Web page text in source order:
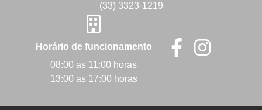
(33) 3323-1219
Horário de funcionamento
08:00 as 11:00 horas
13:00 as 17:00 horas